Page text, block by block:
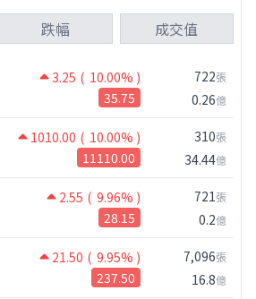
跌幅 成交值
3.25 ( 10.00% )
35.75
722張
0.26億
1010.00 ( 10.00% )
11110.00
310張
34.44億
2.55 ( 9.96% )
28.15
721張
0.2億
21.50 ( 9.95% )
237.50
7,096張
16.8億